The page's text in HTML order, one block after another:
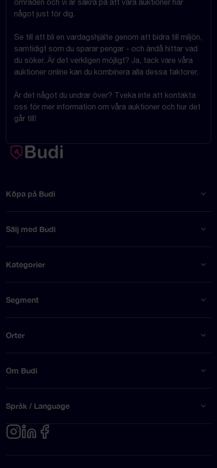
områden och vi är säkra på att våra auktioner har
något just för dig.
Se till att bli en vardagshjälte genom att bidra till miljön,
samtidigt som du sparar pengar - och ändå hittar vad
du söker. Är det verkligen möjligt? Ja, tack vare våra
auktioner online kan du kombinera alla dessa faktorer.
Är det något du undrar över? Tveka inte att kontakta
oss för mer information om våra auktioner och hur det
går till!
Köpa på Budi
Sälj med Budi
Kategorier
Segment
Orter
Om Budi
Språk / Language